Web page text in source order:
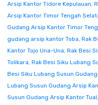
Arsip Kantor Tidore Kepulauan,
Arsip Kantor Timor Tengah
Gudang Arsip Kantor Timor
gudang arsip kantor Toba, Rak
Kantor Tojo Una-Una, Rak Besi
Tolikara, Rak Besi Siku Lubang
Besi Siku Lubang Susun
Lubang Susun Gudang Arsip
Susun Gudang Arsip Kantor Tual,